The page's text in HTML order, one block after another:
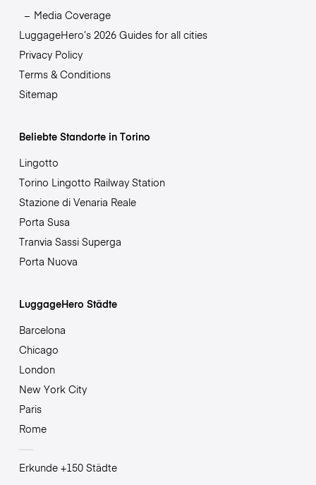
Media Coverage
LuggageHero’s 2026 Guides for all cities
Privacy Policy
Terms & Conditions
Sitemap
Beliebte Standorte in Torino
Lingotto
Torino Lingotto Railway Station
Stazione di Venaria Reale
Porta Susa
Tranvia Sassi Superga
Porta Nuova
LuggageHero Städte
Barcelona
Chicago
London
New York City
Paris
Rome
Erkunde +150 Städte